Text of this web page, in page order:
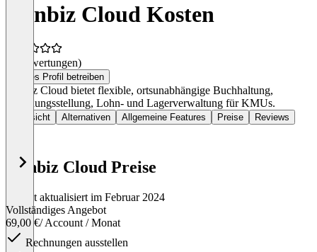
Winbiz Cloud Kosten
(0 Bewertungen)
Dieses Profil betreiben
Winbiz Cloud bietet flexible, ortsunabhängige Buchhaltung,
Rechnungsstellung, Lohn- und Lagerverwaltung für KMUs.
Übersicht Alternativen Allgemeine Features Preise Reviews
Winbiz Cloud Preise
Zuletzt aktualisiert im Februar 2024
Vollständiges Angebot
69,00 €/ Account / Monat
Rechnungen ausstellen